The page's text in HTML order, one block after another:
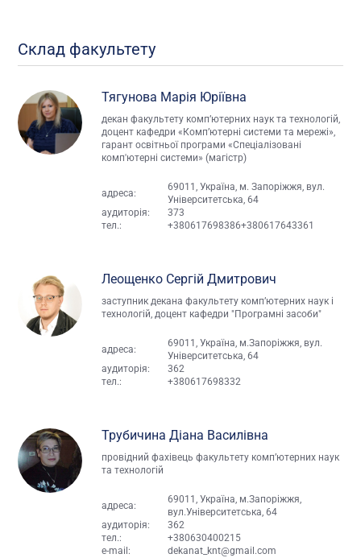
Склад факультету
Тягунова Марія Юріївна
декан факультету комп’ютерних наук та технологій,
доцент кафедри «Комп’ютерні системи та мережі»,
гарант освітньої програми «Спеціалізовані
комп'ютерні системи» (магістр)
адреса:
69011, Україна, м. Запоріжжя, вул.
Університетська, 64
аудиторія:
373
тел.:
+380617698386+380617643361
Леощенко Сергій Дмитрович
заступник декана факультету комп’ютерних наук і
технологій, доцент кафедри "Програмні засоби"
адреса:
69011, Україна, м.Запоріжжя, вул.
Університетська, 64
аудиторія:
362
тел.:
+380617698332
Трубичина Діана Василівна
провідний фахівець факультету комп’ютерних наук
та технологій
адреса:
69011, Україна, м.Запоріжжя,
вул.Університетська, 64
аудиторія:
362
тел.:
+380630400215
e-mail:
dekanat_knt@gmail.com